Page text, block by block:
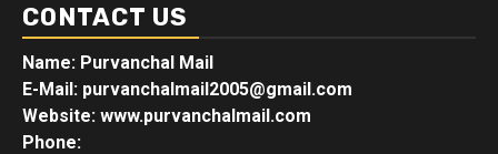
CONTACT US
Name: Purvanchal Mail
E-Mail: purvanchalmail2005@gmail.com
Website: www.purvanchalmail.com
Phone: